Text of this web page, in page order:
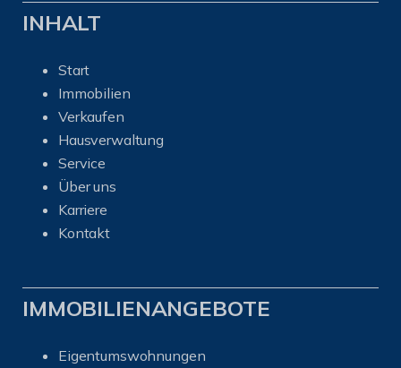
INHALT
Start
Immobilien
Verkaufen
Hausverwaltung
Service
Über uns
Karriere
Kontakt
IMMOBILIENANGEBOTE
Eigentumswohnungen